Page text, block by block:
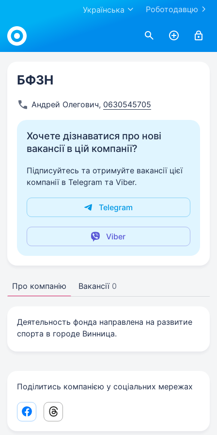
Роботодавцю
Українська
Work.ua
БФЗН
Андрей Олегович, 0630545705
Хочете дізнаватися про нові
вакансії в цій компанії?
Підписуйтесь та отримуйте вакансії цієї
компанії в Telegram та Viber.
Telegram
Viber
Про компанію Вакансії 0
Деятельность фонда направлена на развитие
спорта в городе Винница.
Поділитись компанією у соціальних мережах
Facebook share link
Threads share link